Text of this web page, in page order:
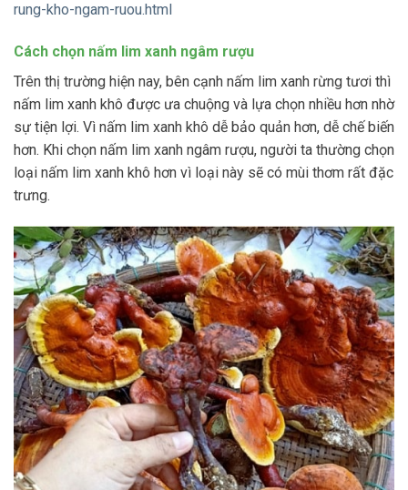
rung-kho-ngam-ruou.html
Cách chọn nấm lim xanh ngâm rượu
Trên thị trường hiện nay, bên cạnh nấm lim xanh rừng tươi thì
nấm lim xanh khô được ưa chuộng và lựa chọn nhiều hơn nhờ
sự tiện lợi. Vì nấm lim xanh khô dễ bảo quản hơn, dễ chế biến
hơn. Khi chọn nấm lim xanh ngâm rượu, người ta thường chọn
loại nấm lim xanh khô hơn vì loại này sẽ có mùi thơm rất đặc
trưng.